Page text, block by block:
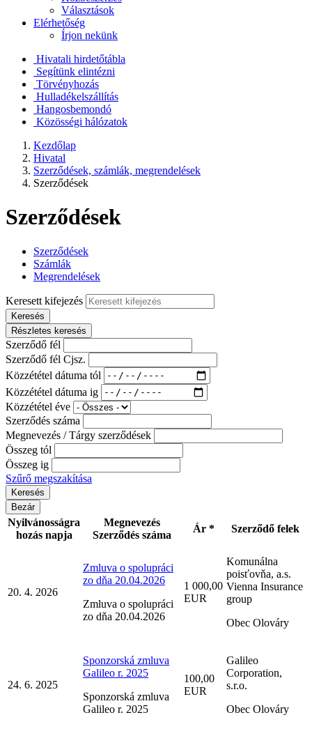
Választások
Elérhetőség
Írjon nekünk
Hivatali hirdetőtábla
Segítünk elintézni
Törvényhozás
Hulladékelszállítás
Hangosbemondó
Közösségi hálózatok
Kezdőlap
Hivatal
Szerződések, számlák, megrendelések
Szerződések
Szerződések
Szerződések
Számlák
Megrendelések
Keresett kifejezés
Keresés
Részletes keresés
Szerződő fél
Szerződő fél Cjsz.
Közzététel dátuma tól
Közzététel dátuma ig
Közzététel éve
Szerződés száma
Megnevezés / Tárgy szerződések
Összeg tól
Összeg ig
Szűrő megszakítása
Bezár
Nyilvánosságra
hozás napja
Megnevezés
Szerződés száma
Ár * Szerződő felek
20. 4. 2026
Zmluva o spolupráci
zo dňa 20.04.2026
Zmluva o spolupráci
zo dňa 20.04.2026
1 000,00
EUR
Komunálna
poisťovňa, a.s.
Vienna Insurance
group
Obec Olováry
24. 6. 2025
Sponzorská zmluva
Galileo r. 2025
Sponzorská zmluva
Galileo r. 2025
100,00
EUR
Galileo
Corporation,
s.r.o.
Obec Olováry